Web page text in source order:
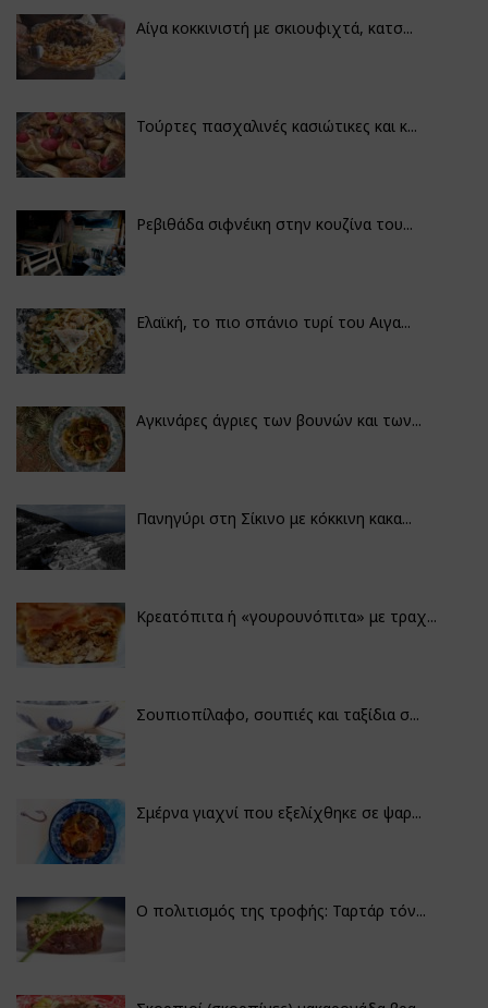
Αίγα κοκκινιστή με σκιουφιχτά, κατσ...
Τούρτες πασχαλινές κασιώτικες και κ...
Ρεβιθάδα σιφνέικη στην κουζίνα του...
Ελαϊκή, το πιο σπάνιο τυρί του Αιγα...
Αγκινάρες άγριες των βουνών και των...
Πανηγύρι στη Σίκινο με κόκκινη κακα...
Κρεατόπιτα ή «γουρουνόπιτα» με τραχ...
Σουπιοπίλαφο, σουπιές και ταξίδια σ...
Σμέρνα γιαχνί που εξελίχθηκε σε ψαρ...
Ο πολιτισμός της τροφής: Ταρτάρ τόν...